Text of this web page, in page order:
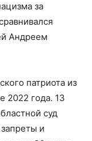
за
Андреем
патриота из
2022 года. 13
суд
и